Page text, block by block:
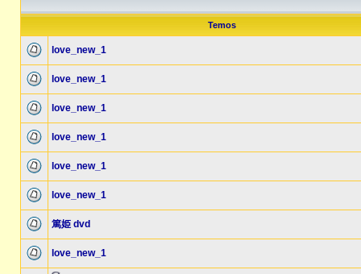
Temos
love_new_1
love_new_1
love_new_1
love_new_1
love_new_1
love_new_1
篤姫 dvd
love_new_1